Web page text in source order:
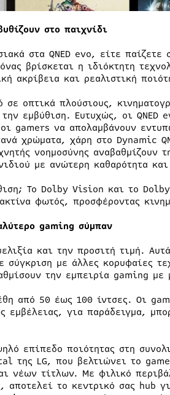
στο παιχνίδι
στα QNED evo, είτε
βρίσκεται η ιδιόκτητη
ακρίβεια και ρεαλιστική
σε οπτικά πλούσιους,
εμβύθιση. Ευτυχώς, οι QNED
gamers να απολαμβάνουν
χρώματα, χάρη στο Dynamic
νοημοσύνης
με ανώτερη καθαρότητα
Το Dolby Vision και το
φωτός, προσφέροντας
gaming σύμπαν
και την προσιτή τιμή.
με άλλες κορυφαίες
την εμπειρία gaming με
από 50 έως 100 ίντσες. Οι
εμβέλειας, για παράδειγμα,
επίπεδο ποιότητας στη
της LG, που βελτιώνει το
νέων τίτλων. Με φιλικό
αποτελεί το κεντρικό σας hub